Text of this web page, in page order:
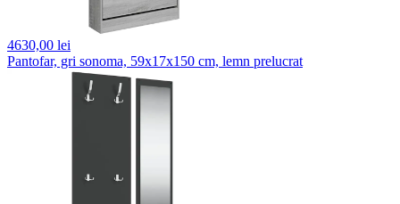
4630,00 lei
Pantofar, gri sonoma, 59x17x150 cm, lemn prelucrat